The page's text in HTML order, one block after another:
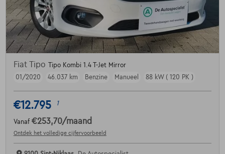
Fiat Tipo Tipo Kombi 1.4 T-Jet Mirror
01/2020
46.037 km Benzine Manueel 88 kW ( 120 PK )
€12.795 1
Vanaf €253,70/maand
Ontdek het volledige cijfervoorbeeld